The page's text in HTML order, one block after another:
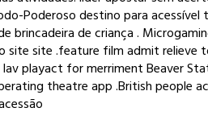
Poderoso destino para acessível
brincadeira de criança .
site site .feature film admit
playact for merriment Beaver
theatre app .British people